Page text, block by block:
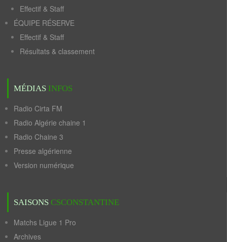
Effectif & Staff
ÉQUIPE RÉSERVE
Effectif & Staff
Résultats & classement
MÉDIAS INFOS
Radio Cirta FM
Radio Algérie chaine 1
Radio Chaine 3
Presse algérienne
Version numérique
SAISONS CSCONSTANTINE
Matchs Ligue 1 Pro
Archives